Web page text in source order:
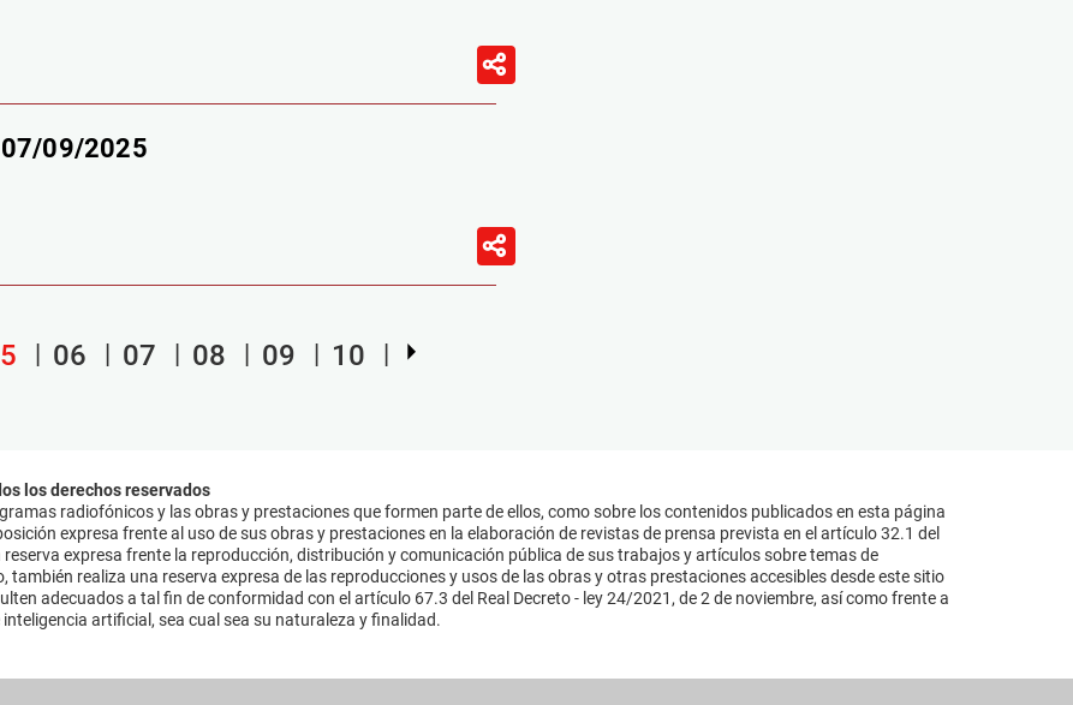
07/09/2025
06 07 08 09 10
los derechos reservados
radiofónicos y las obras y prestaciones que formen parte de ellos, como sobre los contenidos publicados en esta página
expresa frente al uso de sus obras y prestaciones en la elaboración de revistas de prensa prevista en el artículo 32.1 del
expresa frente la reproducción, distribución y comunicación pública de sus trabajos y artículos sobre temas de
realiza una reserva expresa de las reproducciones y usos de las obras y otras prestaciones accesibles desde este sitio
adecuados a tal fin de conformidad con el artículo 67.3 del Real Decreto - ley 24/2021, de 2 de noviembre, así como frente a
artificial, sea cual sea su naturaleza y finalidad.